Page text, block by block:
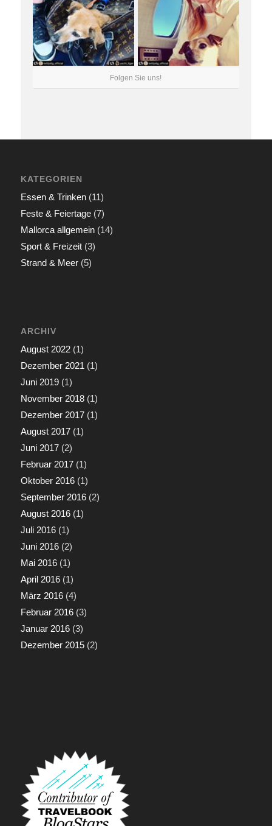
Folgen Sie uns!
KATEGORIEN
Essen & Trinken(11)
Feste & Feiertage(7)
Mallorca allgemein(14)
Sport & Freizeit(3)
Strand & Meer(5)
ARCHIV
August 2022(1)
Dezember 2021 (1)
Juni 2019(1)
November 2018(1)
Dezember 2017(1)
August 2017(1)
Juni 2017(2)
Februar 2017(1)
Oktober 2016(1)
September 2016(2)
August 2016(1)
Juli 2016(1)
Juni 2016(2)
Mai 2016(1)
April 2016(1)
März 2016(4)
Februar 2016(3)
Januar 2016(3)
Dezember 2015(2)